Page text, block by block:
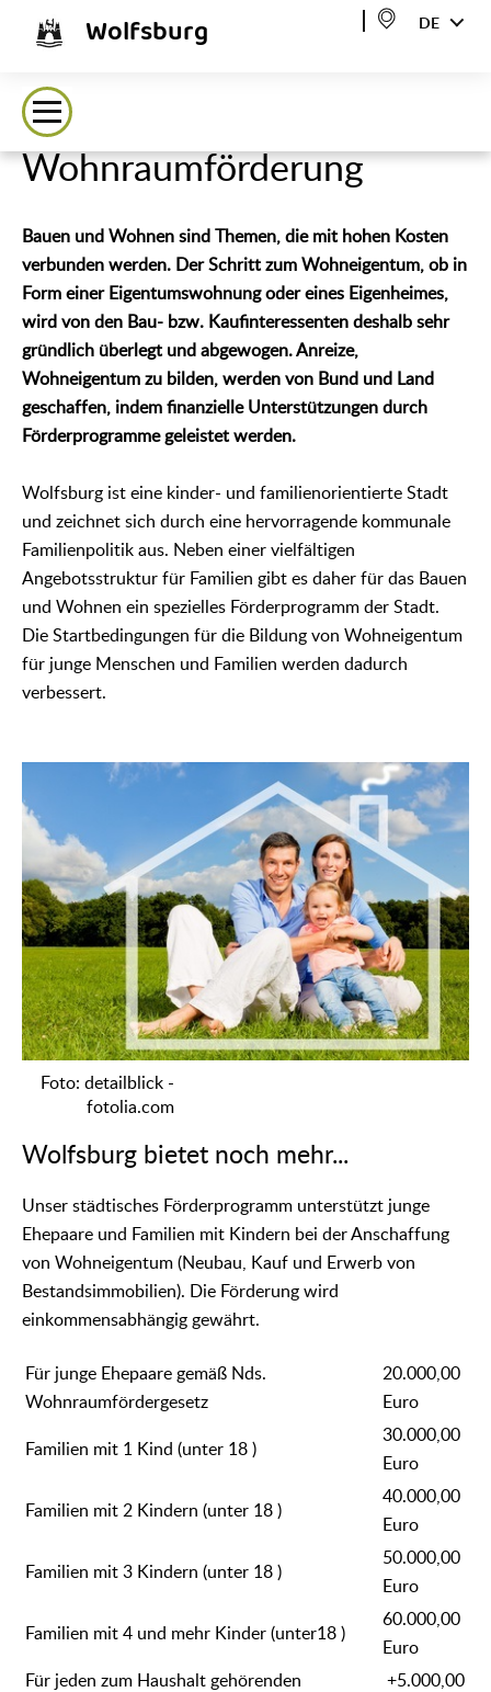
Wolfsburg DE
Wohnraumförderung
Bauen und Wohnen sind Themen, die mit hohen Kosten
verbunden werden. Der Schritt zum Wohneigentum, ob in
Form einer Eigentumswohnung oder eines Eigenheimes,
wird von den Bau- bzw. Kaufinteressenten deshalb sehr
gründlich überlegt und abgewogen. Anreize,
Wohneigentum zu bilden, werden von Bund und Land
geschaffen, indem finanzielle Unterstützungen durch
Förderprogramme geleistet werden.
Wolfsburg ist eine kinder- und familienorientierte Stadt
und zeichnet sich durch eine hervorragende kommunale
Familienpolitik aus. Neben einer vielfältigen
Angebotsstruktur für Familien gibt es daher für das Bauen
und Wohnen ein spezielles Förderprogramm der Stadt.
Die Startbedingungen für die Bildung von Wohneigentum
für junge Menschen und Familien werden dadurch
verbessert.
Foto: detailblick -
fotolia.com
Wolfsburg bietet noch mehr...
Unser städtisches Förderprogramm unterstützt junge
Ehepaare und Familien mit Kindern bei der Anschaffung
von Wohneigentum (Neubau, Kauf und Erwerb von
Bestandsimmobilien). Die Förderung wird
einkommensabhängig gewährt.
Für junge Ehepaare gemäß Nds.
Wohnraumfördergesetz
20.000,00
Euro
Familien mit 1 Kind (unter 18 )
30.000,00
Euro
Familien mit 2 Kindern (unter 18 )
40.000,00
Euro
Familien mit 3 Kindern (unter 18 )
50.000,00
Euro
Familien mit 4 und mehr Kinder (unter18 )
60.000,00
Euro
Für jeden zum Haushalt gehörenden
+5.000,00